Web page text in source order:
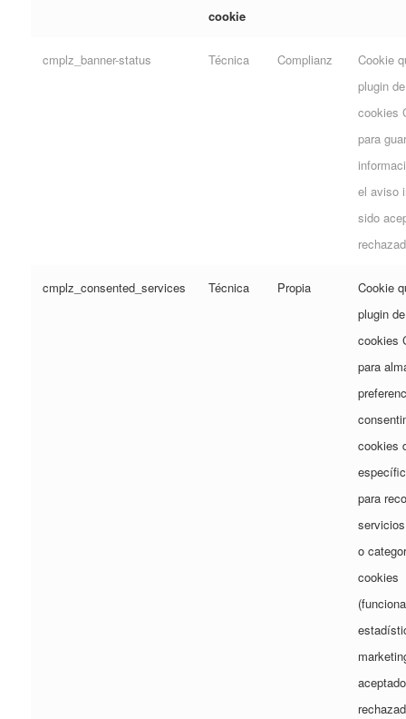
cookie
cmplz_banner-status Técnica Complianz
Cookie
plugin
cookies
para
el aviso
sido
cmplz_consented_services Técnica Propia
Cookie
plugin
cookies
para
cookies
para
o
cookies